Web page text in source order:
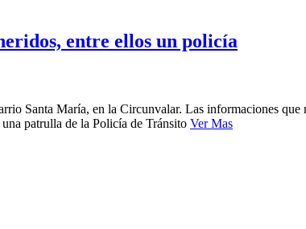
entre ellos un policía
Santa María, en la Circunvalar. Las informaciones
patrulla de la Policía de Tránsito Ver Mas